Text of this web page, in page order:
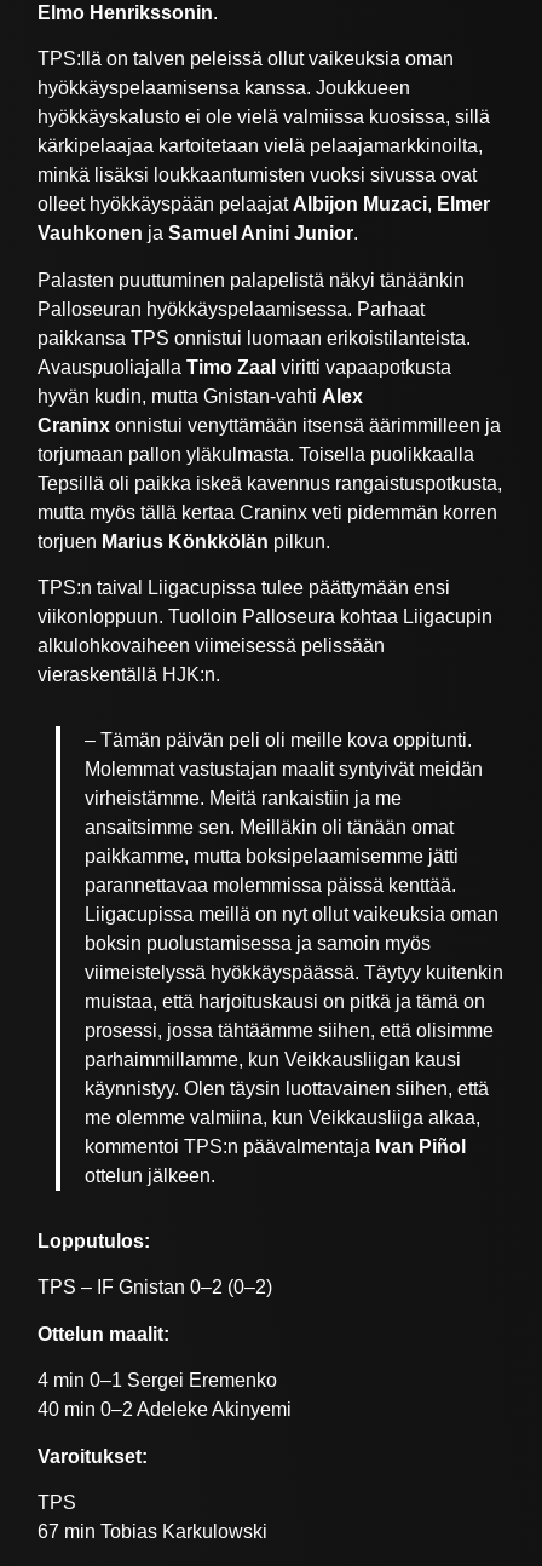
Elmo Henrikssonin.
TPS:llä on talven peleissä ollut vaikeuksia oman
hyökkäyspelaamisensa kanssa. Joukkueen
hyökkäyskalusto ei ole vielä valmiissa kuosissa, sillä
kärkipelaajaa kartoitetaan vielä pelaajamarkkinoilta,
minkä lisäksi loukkaantumisten vuoksi sivussa ovat
olleet hyökkäyspään pelaajat Albijon Muzaci, Elmer
Vauhkonen jaSamuel Anini Junior.
Palasten puuttuminen palapelistä näkyi tänäänkin
Palloseuran hyökkäyspelaamisessa. Parhaat
paikkansa TPS onnistui luomaan erikoistilanteista.
AvauspuoliajallaTimo Zaal viritti vapaapotkusta
hyvän kudin, mutta Gnistan-vahtiAlex
Craninxonnistui venyttämään itsensä äärimmilleen ja
torjumaan pallon yläkulmasta. Toisella puolikkaalla
Tepsillä oli paikka iskeä kavennus rangaistuspotkusta,
mutta myös tällä kertaa Craninx veti pidemmän korren
torjuen Marius Könkkölän pilkun.
TPS:n taival Liigacupissa tulee päättymään ensi
viikonloppuun. Tuolloin Palloseura kohtaa Liigacupin
alkulohkovaiheen viimeisessä pelissään
vieraskentällä HJK:n.
– Tämän päivän peli oli meille kova oppitunti.
Molemmat vastustajan maalit syntyivät meidän
virheistämme. Meitä rankaistiin ja me
ansaitsimme sen. Meilläkin oli tänään omat
paikkamme, mutta boksipelaamisemme jätti
parannettavaa molemmissa päissä kenttää.
Liigacupissa meillä on nyt ollut vaikeuksia oman
boksin puolustamisessa ja samoin myös
viimeistelyssä hyökkäyspäässä. Täytyy kuitenkin
muistaa, että harjoituskausi on pitkä ja tämä on
prosessi, jossa tähtäämme siihen, että olisimme
parhaimmillamme, kun Veikkausliigan kausi
käynnistyy. Olen täysin luottavainen siihen, että
me olemme valmiina, kun Veikkausliiga alkaa,
kommentoi TPS:n päävalmentaja Ivan Piñol
ottelun jälkeen.
Lopputulos:
TPS – IF Gnistan 0–2 (0–2)
Ottelun maalit:
4 min 0–1 Sergei Eremenko
40 min 0–2 Adeleke Akinyemi
Varoitukset:
TPS
67 min Tobias Karkulowski